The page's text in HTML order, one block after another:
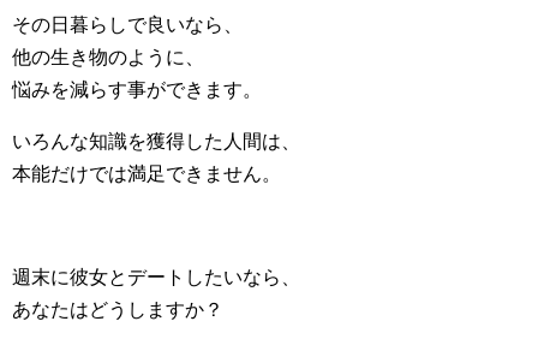
その日暮らしで良いなら、
他の生き物のように、
悩みを減らす事ができます。
いろんな知識を獲得した人間は、
本能だけでは満足できません。
週末に彼女とデートしたいなら、
あなたはどうしますか？